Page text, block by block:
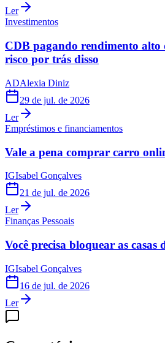
Ler
Investimentos
CDB pagando rendimento alto
risco por trás disso
ADAlexia Diniz
29 de jul. de 2026
Ler
Empréstimos e financiamentos
Vale a pena comprar carro
IGIsabel Gonçalves
21 de jul. de 2026
Ler
Finanças Pessoais
Você precisa bloquear as casas
IGIsabel Gonçalves
16 de jul. de 2026
Ler